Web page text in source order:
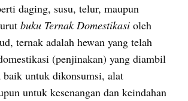
daging, susu, telur, maupun
buku Ternak Domestikasi oleh
ternak adalah hewan yang telah
(penjinakan) yang diambil
baik untuk dikonsumsi, alat
untuk kesenangan dan keindahan